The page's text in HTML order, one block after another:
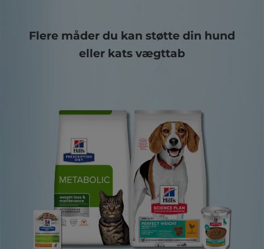
Flere måder du kan støtte din hund
eller kats vægttab